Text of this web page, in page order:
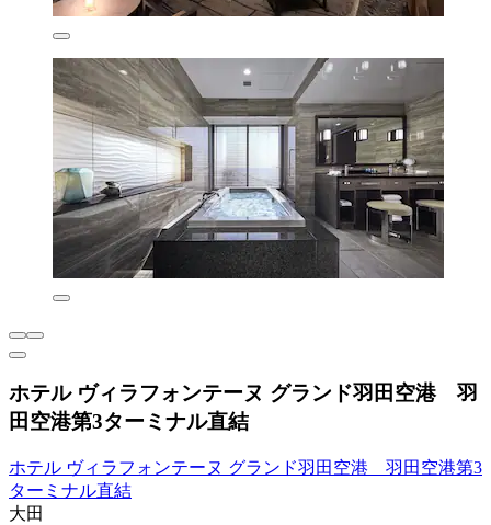
ホテル ヴィラフォンテーヌ グランド羽田空港 羽
田空港第3ターミナル直結
ホテル ヴィラフォンテーヌ グランド羽田空港 羽田空港第3
ターミナル直結
大田